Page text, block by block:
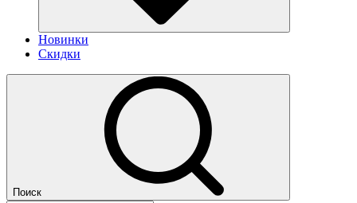
Новинки
Скидки
Поиск